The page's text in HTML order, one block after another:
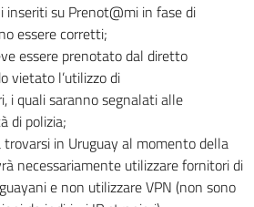
su Prenot@mi in fase di
essere corretti;
essere prenotato dal diretto
vietato l’utilizzo di
i quali saranno segnalati alle
di polizia;
in Uruguay al momento della
necessariamente utilizzare fornitori di
e non utilizzare VPN (non sono